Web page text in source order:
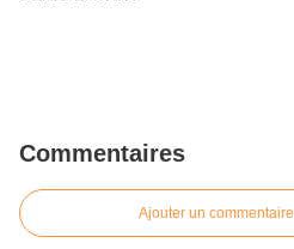
Commentaires
Ajouter un commentaire